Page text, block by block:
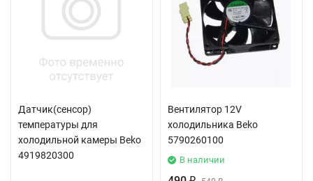
Датчик(сенсор)
температуры для
холодильной камеры Beko
4919820300
Вентилятор 12V
холодильника Beko
5790260100
В наличии